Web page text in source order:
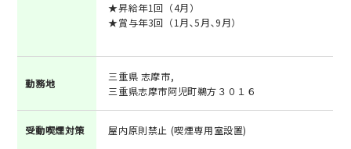
★昇給年1回（4月）
★賞与年3回（1月､5月､9月）
勤務地
三重県 志摩市,
三重県志摩市阿児町鵜方３０１６
受動喫煙対策 屋内原則禁止 (喫煙専用室設置)